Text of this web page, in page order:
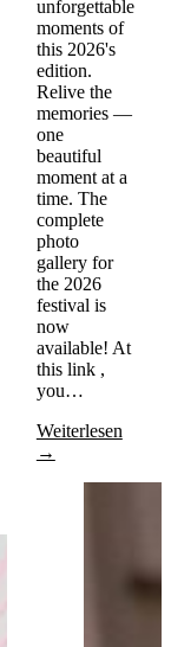
unforgettable
moments of
this 2026's
edition.
Relive the
memories —
one
beautiful
moment at a
time. The
complete
photo
gallery for
the 2026
festival is
now
available! At
this link ,
you…
Weiterlesen
→